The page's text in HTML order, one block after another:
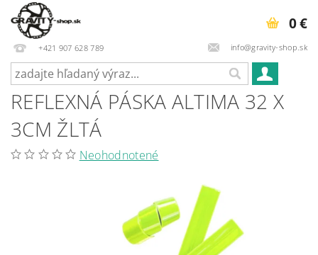
+421 907 628 789 info@gravity-shop.sk
0 €
REFLEXNÁ PÁSKA ALTIMA 32 X
3CM ŽLTÁ
Neohodnotené